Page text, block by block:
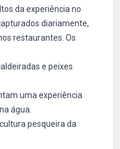
da experiência no
diariamente,
restaurantes. Os
e peixes
uma experiência
água.
pesqueira da